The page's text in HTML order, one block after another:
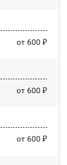
от 600 ₽
от 600 ₽
от 600 ₽